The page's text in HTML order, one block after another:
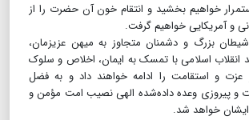
خواهیم بخشید و انتقام خون آن حضرت را از
و آمریکایی خواهیم گرفت.
بزرگ و دشمنان متجاوز به میهن عزیزمان،
انقلاب اسلامی با تمسک به ایمان، اخلاص و سلوک
عزت و استقامت را ادامه خواهند داد و به فضل
و پیروزی وعده‌ داده‌شده الهی نصیب امت مؤمن و
ایشان خواهد شد.